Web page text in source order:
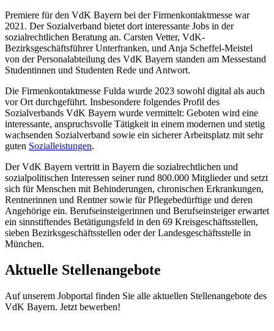
Premiere für den VdK Bayern bei der Firmenkontaktmesse war
2021. Der Sozialverband bietet dort interessante Jobs in der
sozialrechtlichen Beratung an. Carsten Vetter, VdK-
Bezirksgeschäftsführer Unterfranken, und Anja Scheffel-Meistel
von der Personalabteilung des VdK Bayern standen am Messestand
Studentinnen und Studenten Rede und Antwort.
Die Firmenkontaktmesse Fulda wurde 2023 sowohl digital als auch
vor Ort durchgeführt. Insbesondere folgendes Profil des
Sozialverbands VdK Bayern wurde vermittelt: Geboten wird eine
interessante, anspruchsvolle Tätigkeit in einem modernen und stetig
wachsenden Sozialverband sowie ein sicherer Arbeitsplatz mit sehr
guten Sozialleistungen.
Der VdK Bayern vertritt in Bayern die sozialrechtlichen und
sozialpolitischen Interessen seiner rund 800.000 Mitglieder und setzt
sich für Menschen mit Behinderungen, chronischen Erkrankungen,
Rentnerinnen und Rentner sowie für Pflegebedürftige und deren
Angehörige ein. Berufseinsteigerinnen und Berufseinsteiger erwartet
ein sinnstiftendes Betätigungsfeld in den 69 Kreisgeschäftsstellen,
sieben Bezirksgeschäftsstellen oder der Landesgeschäftsstelle in
München.
Aktuelle Stellenangebote
Auf unserem Jobportal finden Sie alle aktuellen Stellenangebote des
VdK Bayern. Jetzt bewerben!